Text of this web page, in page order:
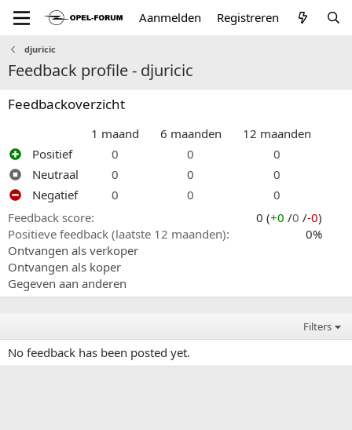
Aanmelden Registreren
djuricic
Feedback profile - djuricic
Feedbackoverzicht
1 maand 6 maanden
12 maanden
Positief
0 0
0
Neutraal
0 0
0
Negatief
0 0
0
Feedback score
0 (+0 /0 /-0)
Positieve feedback (laatste 12 maanden)
0%
Ontvangen als verkoper
Ontvangen als koper
Gegeven aan anderen
Filters
No feedback has been posted yet.